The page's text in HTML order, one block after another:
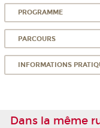
PROGRAMME
PARCOURS
INFORMATIONS
Dans la même